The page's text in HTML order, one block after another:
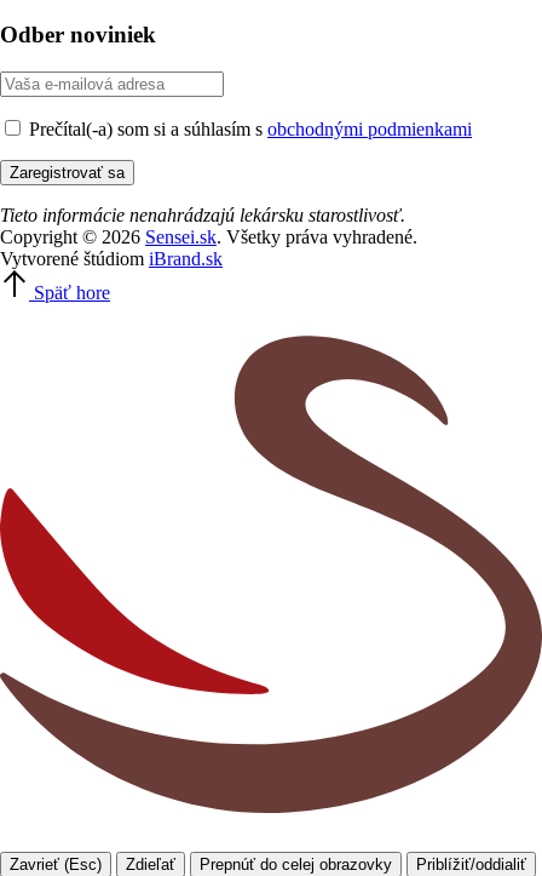
Odber noviniek
Prečítal(-a) som si a súhlasím s obchodnými podmienkami
Tieto informácie nenahrádzajú lekársku starostlivosť.
Copyright © 2026 Sensei.sk. Všetky práva vyhradené.
Vytvorené štúdiom iBrand.sk
Späť hore
Zavrieť (Esc) Zdieľať Prepnúť do celej obrazovky Priblížiť/oddialiť